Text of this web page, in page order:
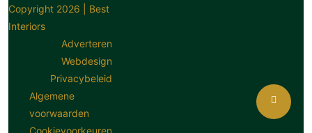
Copyright 2026 | Best
Interiors
Adverteren
Webdesign
Privacybeleid
Algemene
voorwaarden
Cookievoorkeuren